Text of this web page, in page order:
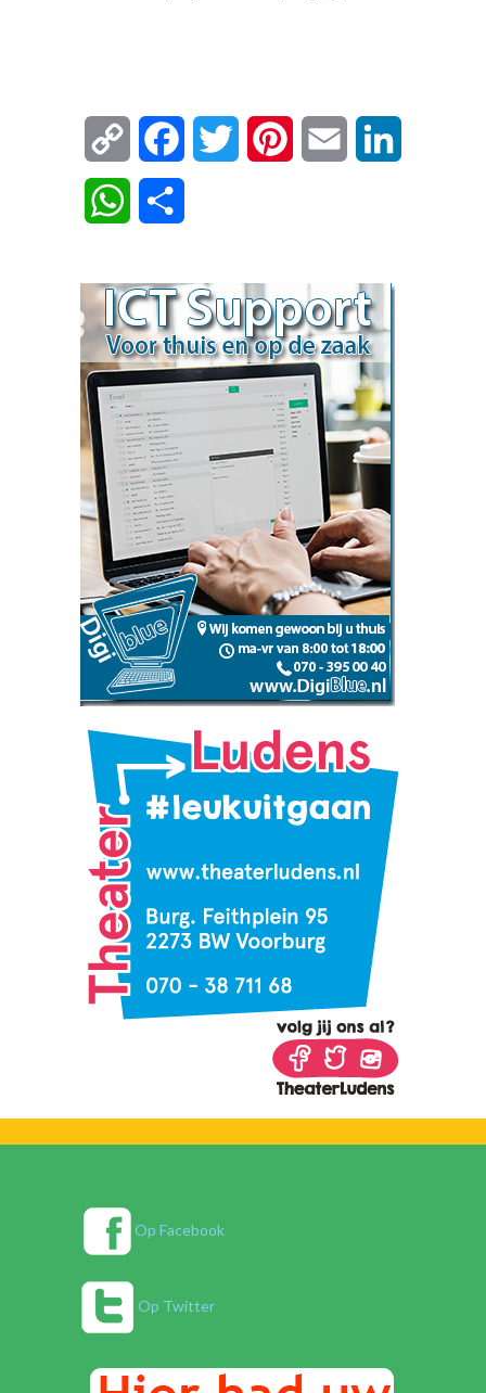
Copy
Link
FacebookTwitter Pinterest Email
WhatsApp
Op Facebook
Op Twitter